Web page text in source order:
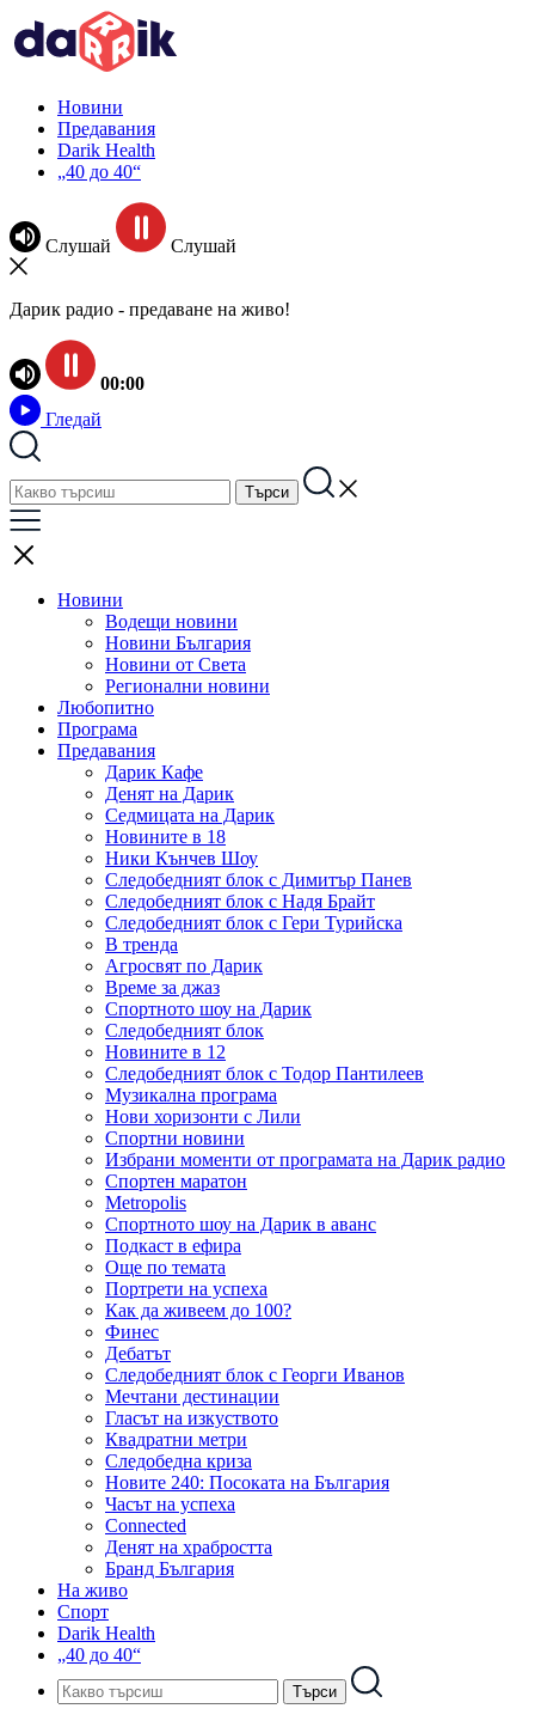
Новини
Предавания
Darik Health
„40 до 40“
Слушай Слушай
Дарик радио - предаване на живо!
00:00
Гледай
Новини
Водещи новини
Новини България
Новини от Света
Регионални новини
Любопитно
Програма
Предавания
Дарик Кафе
Денят на Дарик
Седмицата на Дарик
Новините в 18
Ники Кънчев Шоу
Следобедният блок с Димитър Панев
Следобедният блок с Надя Брайт
Следобедният блок с Гери Турийска
В тренда
Агросвят по Дарик
Време за джаз
Спортното шоу на Дарик
Следобедният блок
Новините в 12
Следобедният блок с Тодор Пантилеев
Музикална програма
Нови хоризонти с Лили
Спортни новини
Избрани моменти от програмата на Дарик радио
Спортен маратон
Metropolis
Спортното шоу на Дарик в аванс
Подкаст в ефира
Още по темата
Портрети на успеха
Как да живеем до 100?
Финес
Дебатът
Следобедният блок с Георги Иванов
Мечтани дестинации
Гласът на изкуството
Квадратни метри
Следобедна криза
Новите 240: Посоката на България
Часът на успеха
Connected
Денят на храбростта
Бранд България
На живо
Спорт
Darik Health
„40 до 40“